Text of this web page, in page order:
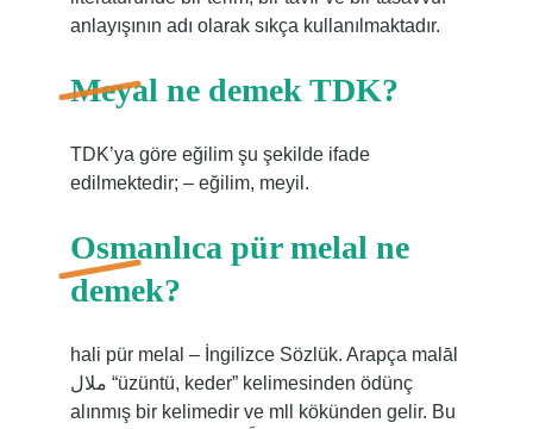
anlayışının adı olarak sıkça kullanılmaktadır.
Meyal ne demek TDK?
TDK’ya göre eğilim şu şekilde ifade
edilmektedir; – eğilim, meyil.
Osmanlıca pür melal ne
demek?
hali pür melal – İngilizce Sözlük. Arapça malāl
ملال “üzüntü, keder” kelimesinden ödünç
alınmış bir kelimedir ve mll kökünden gelir. Bu